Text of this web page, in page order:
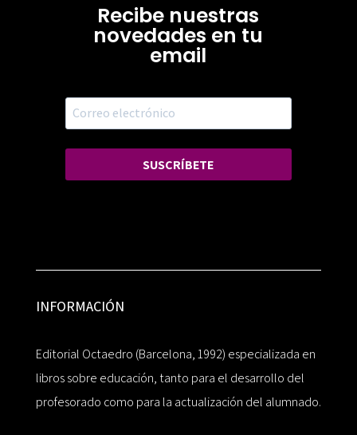
Recibe nuestras
novedades en tu
email
SUSCRÍBETE
INFORMACIÓN
Editorial Octaedro (Barcelona, 1992) especializada en
libros sobre educación, tanto para el desarrollo del
profesorado como para la actualización del alumnado.